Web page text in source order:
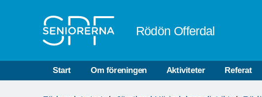
Rödön Offerdal
Start Om föreningen Aktiviteter Referat